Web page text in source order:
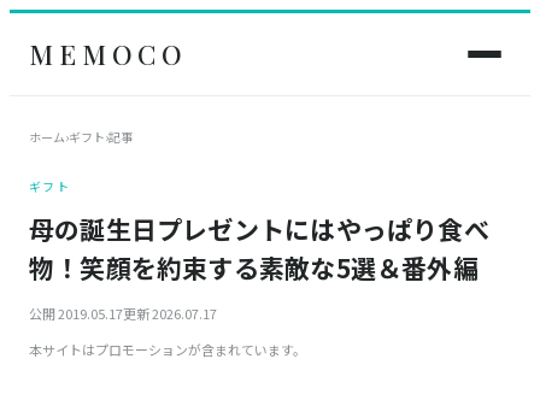
MEMOCO
ホーム›ギフト›記事
ギフト
母の誕生日プレゼントにはやっぱり食べ
物！笑顔を約束する素敵な5選＆番外編
公開 2019.05.17更新 2026.07.17
本サイトはプロモーションが含まれています。